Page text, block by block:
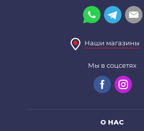
Наши магазины
Мы в соцсетях
О НАС